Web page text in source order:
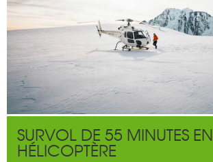
SURVOL DE 55 MINUTES EN
HÉLICOPTÈRE